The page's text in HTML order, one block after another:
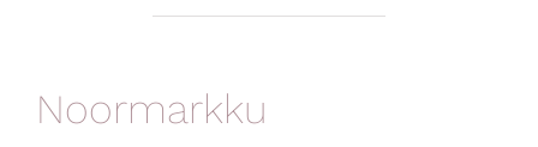
Noormarkku